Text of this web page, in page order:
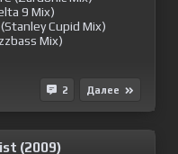
9 Mix)
Cupid Mix)
Mix)
2 Далее
(2009)